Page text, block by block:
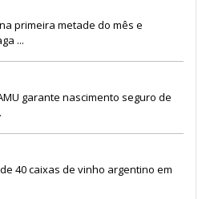
primeira metade do mês e
...
garante nascimento seguro de
40 caixas de vinho argentino em